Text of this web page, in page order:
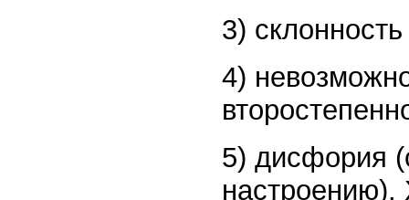
3)
4)
5) дисфория
настроению).